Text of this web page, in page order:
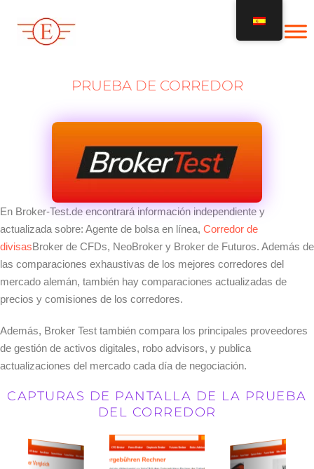
contenido
PRUEBA DE CORREDOR
En Broker-Test.de encontrará información independiente y
actualizada sobre: Agente de bolsa en línea, Corredor de
divisasBroker de CFDs, NeoBroker y Broker de Futuros. Además de
las comparaciones exhaustivas de los mejores corredores del
mercado alemán, también hay comparaciones actualizadas de
precios y comisiones de los corredores.
Además, Broker Test también compara los principales proveedores
de gestión de activos digitales, robo advisors, y publica
actualizaciones del mercado cada día de negociación.
CAPTURAS DE PANTALLA DE LA PRUEBA
DEL CORREDOR